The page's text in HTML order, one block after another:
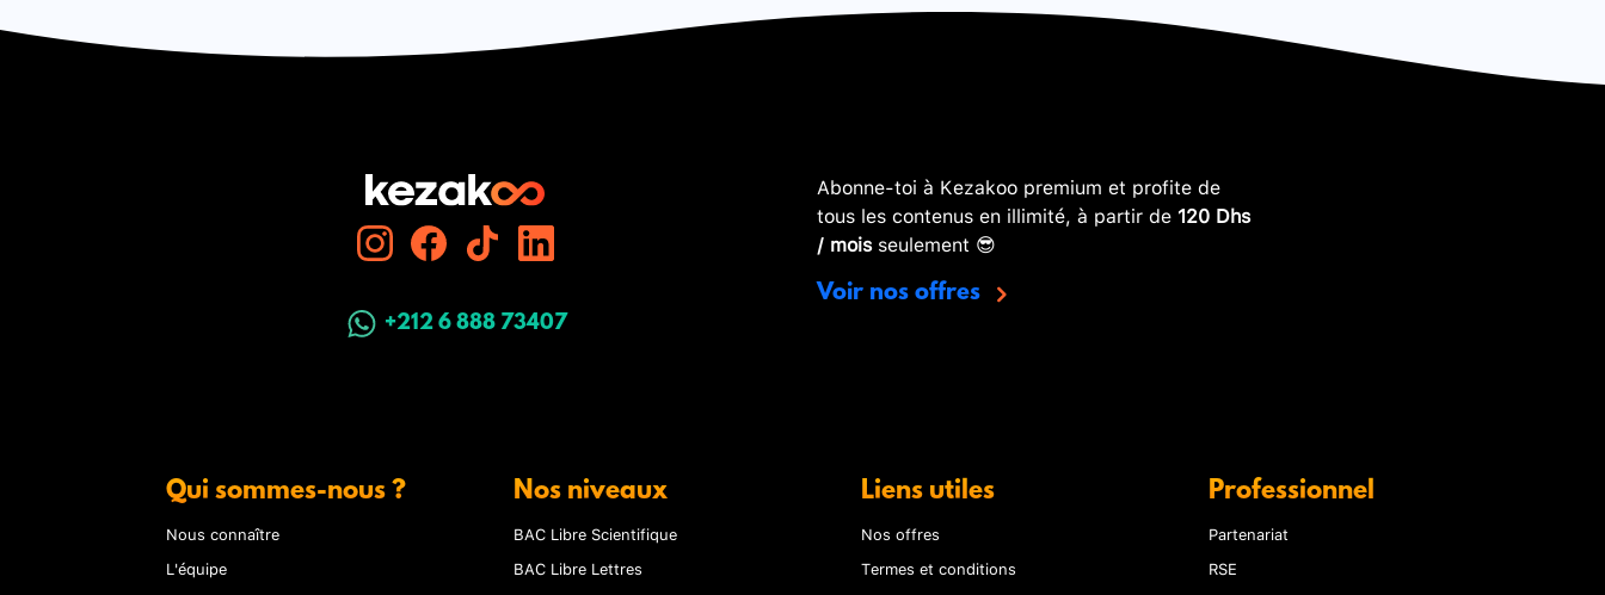
+212 6 888 73407
Abonne-toi à Kezakoo premium et profite de
tous les contenus en illimité, à partir de 120 Dhs
/ moisseulement 😎
Voir nos offres
Qui sommes-nous ?
Nous connaître
L'équipe
Nos niveaux
BAC Libre Scientifique
BAC Libre Lettres
Liens utiles
Nos offres
Termes et conditions
Professionnel
Partenariat
RSE